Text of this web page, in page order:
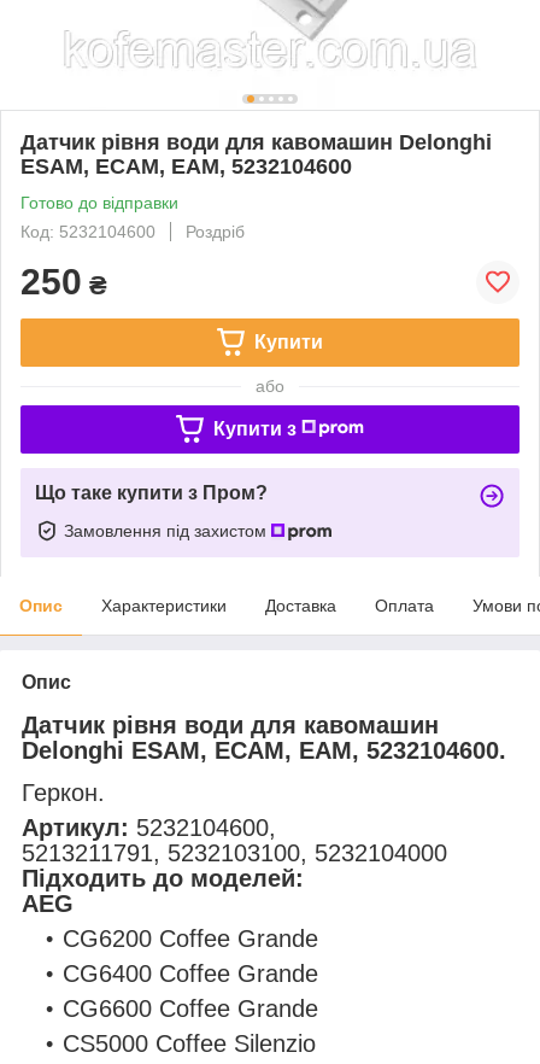
Датчик рівня води для кавомашин Delonghi
ESAM, ECAM, EAM, 5232104600
Готово до відправки
Код: 5232104600
Роздріб
250 ₴
Купити
або
Купити з
Що таке купити з Пром?
Замовлення під захистом
Опис Характеристики Доставка Оплата Умови
Опис
Датчик рівня води для кавомашин
Delonghi ESAM, ECAM, EAM, 5232104600.
Геркон.
Артикул: 5232104600,
5213211791, 5232103100, 5232104000
Підходить до моделей:
AEG
CG6200 Coffee Grande
CG6400 Coffee Grande
CG6600 Coffee Grande
CS5000 Coffee Silenzio